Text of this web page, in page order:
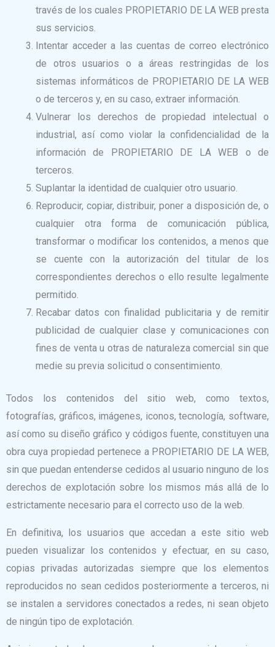
través de los cuales PROPIETARIO DE LA WEB presta
sus servicios.
Intentar acceder a las cuentas de correo electrónico
de otros usuarios o a áreas restringidas de los
sistemas informáticos de PROPIETARIO DE LA WEB
o de terceros y, en su caso, extraer información.
Vulnerar los derechos de propiedad intelectual o
industrial, así como violar la confidencialidad de la
información de PROPIETARIO DE LA WEB o de
terceros.
Suplantar la identidad de cualquier otro usuario.
Reproducir, copiar, distribuir, poner a disposición de, o
cualquier otra forma de comunicación pública,
transformar o modificar los contenidos, a menos que
se cuente con la autorización del titular de los
correspondientes derechos o ello resulte legalmente
permitido.
Recabar datos con finalidad publicitaria y de remitir
publicidad de cualquier clase y comunicaciones con
fines de venta u otras de naturaleza comercial sin que
medie su previa solicitud o consentimiento.
Todos los contenidos del sitio web, como textos,
fotografías, gráficos, imágenes, iconos, tecnología, software,
así como su diseño gráfico y códigos fuente, constituyen una
obra cuya propiedad pertenece a PROPIETARIO DE LA WEB,
sin que puedan entenderse cedidos al usuario ninguno de los
derechos de explotación sobre los mismos más allá de lo
estrictamente necesario para el correcto uso de la web.
En definitiva, los usuarios que accedan a este sitio web
pueden visualizar los contenidos y efectuar, en su caso,
copias privadas autorizadas siempre que los elementos
reproducidos no sean cedidos posteriormente a terceros, ni
se instalen a servidores conectados a redes, ni sean objeto
de ningún tipo de explotación.